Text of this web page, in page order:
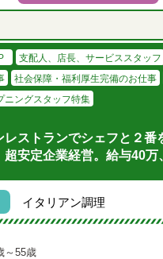
支配人、店長、サービススタッフ
社会保障・福利厚生完備のお仕事
ニングスタッフ特集
レストランでシェフと２
安定企業経営。給与40万
イタリアン調理
～55歳